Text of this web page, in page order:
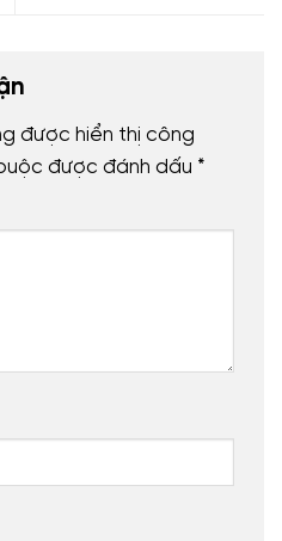
được hiển thị công
được đánh dấu *